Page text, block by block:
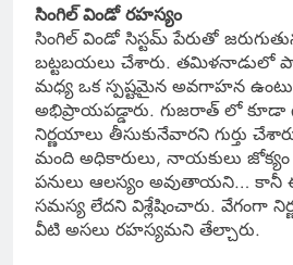
సింగిల్ విండో రహస్యం
సింగిల్ విండో సిస్టమ్ పేరుతో
బట్టబయలు చేశారు. తమిళనాడులో
మధ్య ఒక స్పష్టమైన అవగాహన
అభిప్రాయపడ్డారు. గుజరాత్ లో
నిర్ణయాలు తీసుకునేవారని గుర్తు
మంది అధికారులు, నాయకులు జోక్యం
పనులు ఆలస్యం అవుతాయని…
సమస్య లేదని విశ్లేషించారు. వేగంగా
వీటి అసలు రహస్యమని తేల్చారు.